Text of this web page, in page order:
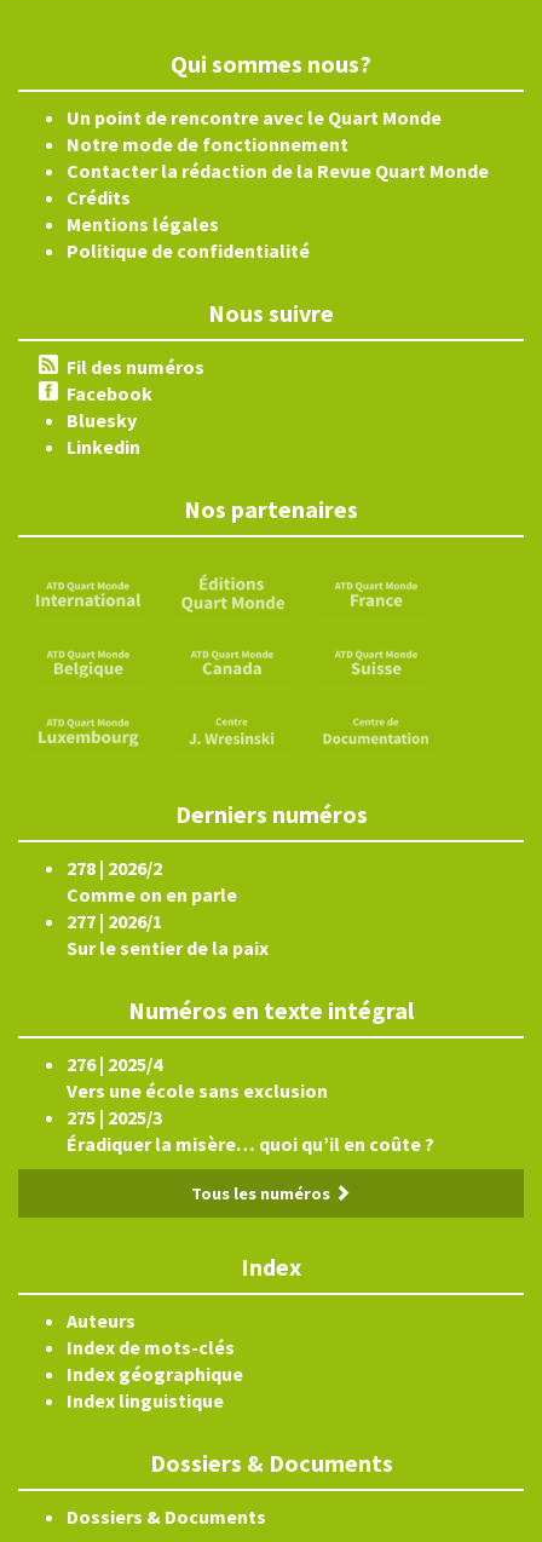
Qui sommes nous?
Un point de rencontre avec le Quart Monde
Notre mode de fonctionnement
Contacter la rédaction de la Revue Quart Monde
Crédits
Mentions légales
Politique de confidentialité
Nous suivre
Fil des numéros
Facebook
Bluesky
Linkedin
Nos partenaires
Derniers numéros
278 | 2026/2
Comme on en parle
277 | 2026/1
Sur le sentier de la paix
Numéros en texte intégral
276 | 2025/4
Vers une école sans exclusion
275 | 2025/3
Éradiquer la misère… quoi qu’il en coûte ?
Tous les numéros
Index
Auteurs
Index de mots-clés
Index géographique
Index linguistique
Dossiers & Documents
Dossiers & Documents